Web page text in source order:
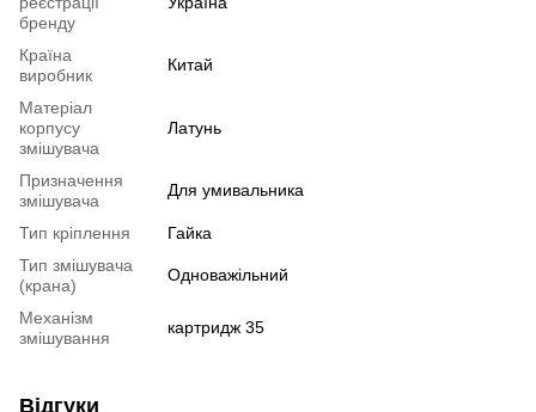
бренду
Країна
виробник
Китай
Матеріал
корпусу
змішувача
Латунь
Призначення
змішувача
Для умивальника
Тип кріплення
Гайка
Тип змішувача
(крана)
Одноважільний
Механізм
змішування
картридж 35
Відгуки